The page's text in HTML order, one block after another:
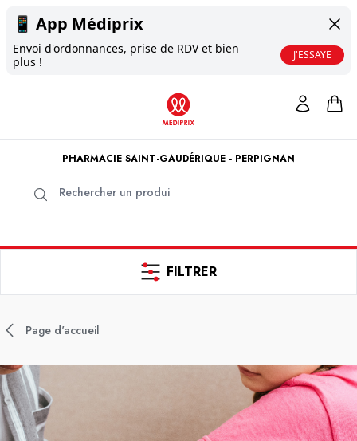
📱 App Médiprix
Envoi d'ordonnances, prise de RDV et bien
plus !
J'ESSAYE
PHARMACIE SAINT-GAUDÉRIQUE - PERPIGNAN
FILTRER
Page d'accueil